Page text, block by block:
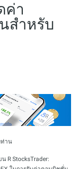
ค่า
สำหรับ
ท่าน
R StocksTrader: